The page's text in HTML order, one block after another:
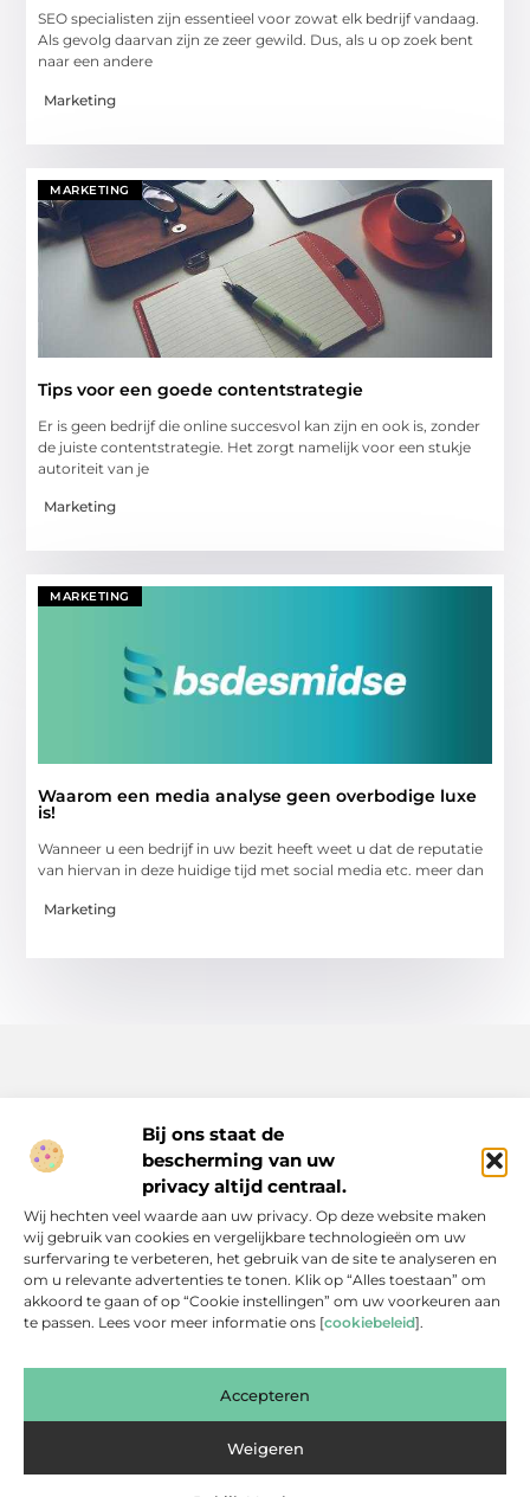
Bij ons staat de
bescherming van uw
privacy altijd centraal.
Wij hechten veel waarde aan uw privacy. Op deze website maken
wij gebruik van cookies en vergelijkbare technologieën om uw
surfervaring te verbeteren, het gebruik van de site te analyseren en
om u relevante advertenties te tonen. Klik op “Alles toestaan” om
akkoord te gaan of op “Cookie instellingen” om uw voorkeuren aan
te passen. Lees voor meer informatie ons [cookiebeleid].
Accepteren
Weigeren
SEO specialisten zijn essentieel voor zowat elk bedrijf vandaag.
Als gevolg daarvan zijn ze zeer gewild. Dus, als u op zoek bent
naar een andere
Marketing
MARKETING
Tips voor een goede contentstrategie
Er is geen bedrijf die online succesvol kan zijn en ook is, zonder
de juiste contentstrategie. Het zorgt namelijk voor een stukje
autoriteit van je
Marketing
MARKETING
Waarom een media analyse geen overbodige luxe
is!
Wanneer u een bedrijf in uw bezit heeft weet u dat de reputatie
van hiervan in deze huidige tijd met social media etc. meer dan
Marketing
Inspiratie, tips en verhalen voor elk moment.
Ontdek een breed scala aan artikelen en blogs die je dagelijks
leven verrijken, van praktische adviezen tot boeiende verhalen.
Bericht categorie
Onze informatie